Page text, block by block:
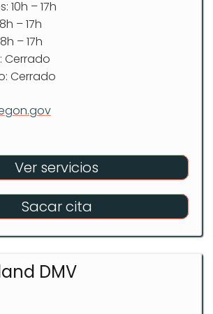
10h – 17h
– 17h
– 17h
Cerrado
Cerrado
Ver servicios
Sacar cita
DMV